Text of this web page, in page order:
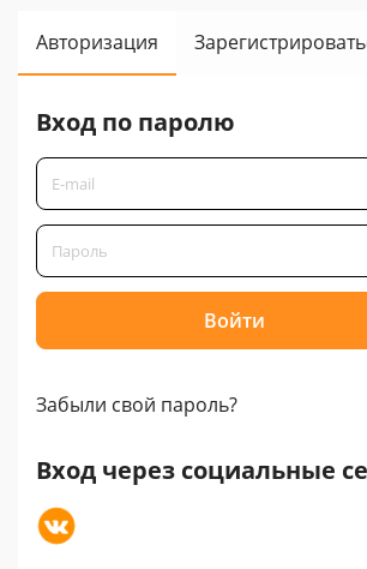
Авторизация
Вход по паролю
Забыли свой пароль?
Вход через социальные